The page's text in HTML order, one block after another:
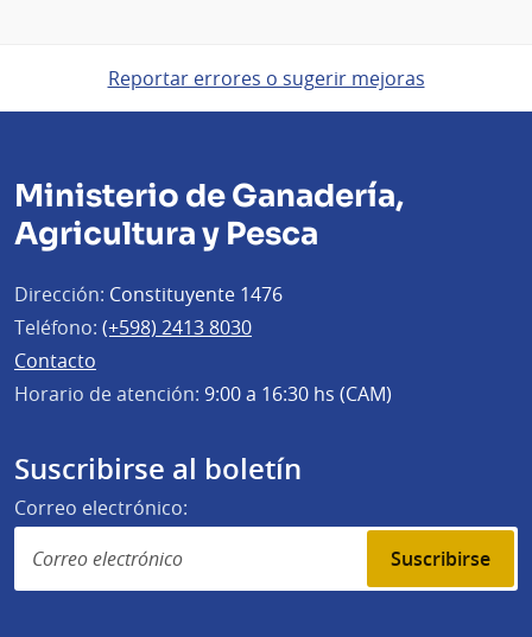
Reportar errores o sugerir mejoras
Ministerio de Ganadería,
Agricultura y Pesca
Dirección: Constituyente 1476
Teléfono: (+598) 2413 8030
Contacto
Horario de atención: 9:00 a 16:30 hs (CAM)
Suscribirse al boletín
Correo electrónico:
Suscribirse